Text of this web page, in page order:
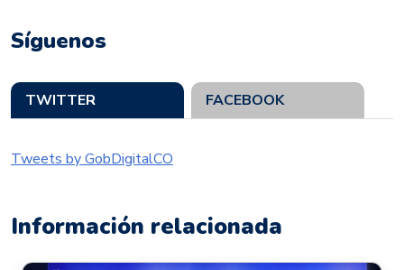
Síguenos
TWITTER FACEBOOK
Tweets by GobDigitalCO
Información relacionada